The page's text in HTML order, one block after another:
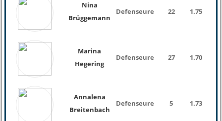
Nina
Brüggemann
Defenseure 22 1.75
Marina
Hegering
Defenseure 27 1.70
Annalena
Breitenbach
Defenseure 5 1.73